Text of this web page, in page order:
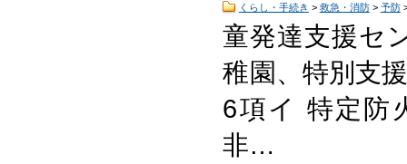
くらし・手続き > 救急・消防> 予防
童発達支援セ
稚園、特別支
6項イ 特定防
非…